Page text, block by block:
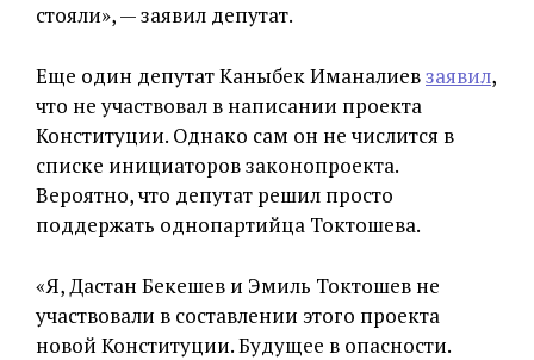
стояли», — заявил депутат.
Еще один депутат Каныбек Иманалиевзаявил,
что не участвовал в написании проекта
Конституции. Однако сам он не числится в
списке инициаторов законопроекта.
Вероятно, что депутат решил просто
поддержать однопартийца Токтошева.
«Я, Дастан Бекешев и Эмиль Токтошев не
участвовали в составлении этого проекта
новой Конституции. Будущее в опасности.